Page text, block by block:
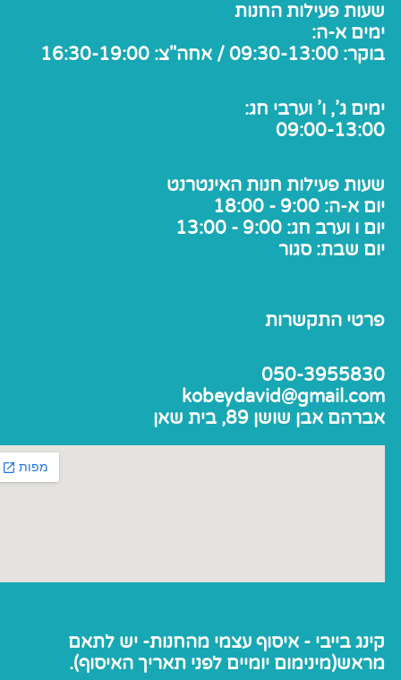
שעות פעילות החנות
ימים א-ה:
בוקר: 09:30-13:00 / אחה"צ: 16:30-19:00
ימים ג', ו' וערבי חג:
09:00-13:00
שעות פעילות חנות האינטרנט
יום א-ה: 9:00 - 18:00
יום ו וערב חג: 9:00 - 13:00
יום שבת: סגור
פרטי התקשרות
050-3955830
kobeydavid@gmail.com
אברהם אבן שושן 89, בית שאן
קינג בייבי - איסוף עצמי מהחנות- יש לתאם
מראש(מינימום יומיים לפני תאריך האיסוף).